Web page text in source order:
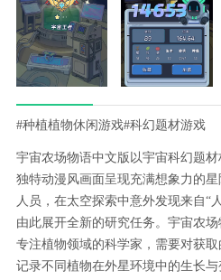
#种植植物休闲游戏#科幻题材游戏
宇宙农场物语中文版以宇宙科幻题
独特动漫风画面呈现充满想象力的
人员，在太空探索中意外发现来自“
由此展开全新的研究任务。宇宙农
专注植物领域的科学家，需要对获
记录不同植物在外星环境中的生长